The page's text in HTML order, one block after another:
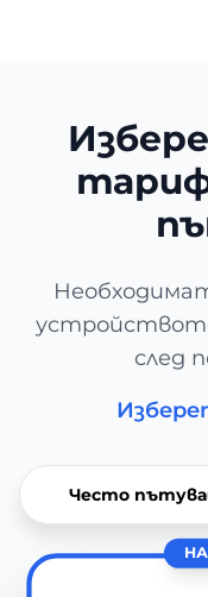
след
Често